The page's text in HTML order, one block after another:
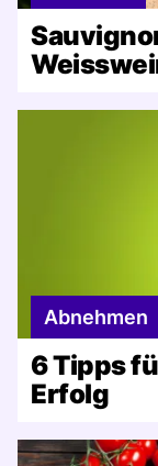
Abnehmen
6 Tipps
Erfolg